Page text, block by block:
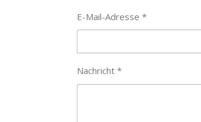
E-Mail-Adresse *
Nachricht *